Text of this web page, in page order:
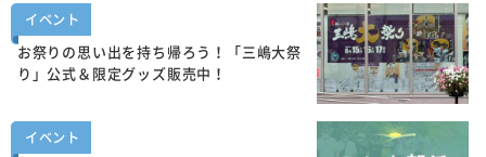
イベント
お祭りの思い出を持ち帰ろう！「三嶋大祭
り」公式＆限定グッズ販売中！
イベント